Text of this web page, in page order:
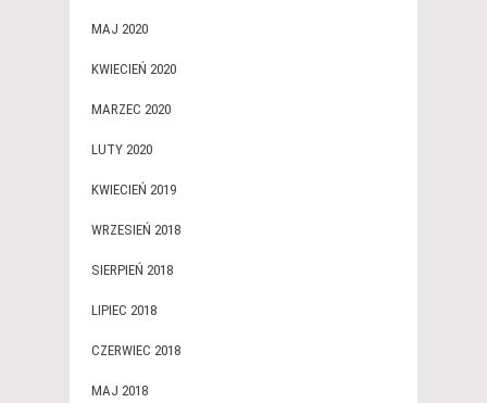
MAJ 2020
KWIECIEŃ 2020
MARZEC 2020
LUTY 2020
KWIECIEŃ 2019
WRZESIEŃ 2018
SIERPIEŃ 2018
LIPIEC 2018
CZERWIEC 2018
MAJ 2018